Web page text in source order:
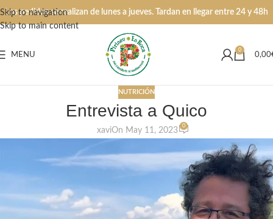
Skip to navigation
Skip to main content
Los pedidos se realizan de lunes a jueves. Tardan en llegar entre 24 y 48h
MENU
0
0,00
NUTRICIÓN
Entrevista a Quico
xaviOn May 11, 2023
0